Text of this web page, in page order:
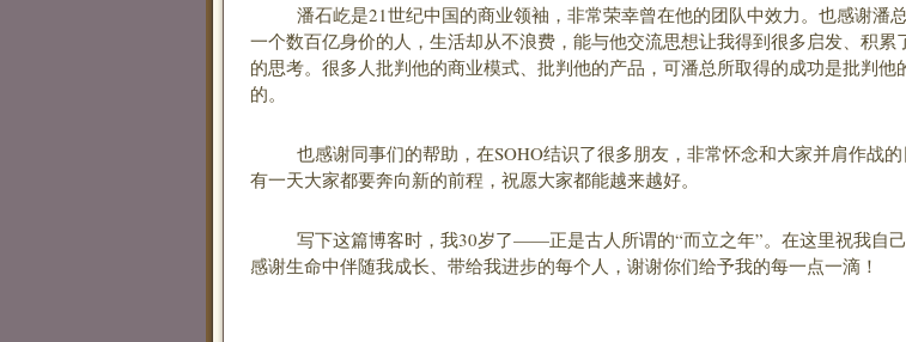
潘石屹是21世纪中国的商业领袖，非常荣幸曾在他的团队中效力。也感谢潘总
一个数百亿身价的人，生活却从不浪费，能与他交流思想让我得到很多启发、积累
的思考。很多人批判他的商业模式、批判他的产品，可潘总所取得的成功是批判他
的。
也感谢同事们的帮助，在SOHO结识了很多朋友，非常怀念和大家并肩作战的
有一天大家都要奔向新的前程，祝愿大家都能越来越好。
写下这篇博客时，我30岁了——正是古人所谓的“而立之年”。在这里祝我自
感谢生命中伴随我成长、带给我进步的每个人，谢谢你们给予我的每一点一滴！